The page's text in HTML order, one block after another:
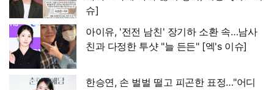
슈]
아이유, '전전 남친' 장기하 소환 속…남사
친과 다정한 투샷 "늘 든든" [엑's 이슈]
한승연, 손 벌벌 떨고 피곤한 표정…"어디